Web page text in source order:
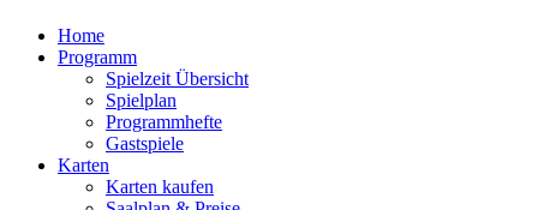
Home
Programm
Spielzeit Übersicht
Spielplan
Programmhefte
Gastspiele
Karten
Karten kaufen